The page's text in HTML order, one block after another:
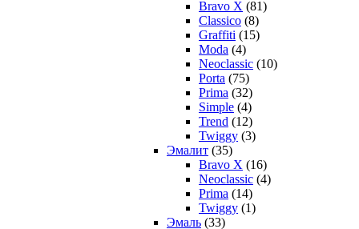
Bravo X (81)
Classico (8)
Graffiti (15)
Moda (4)
Neoclassic (10)
Porta (75)
Prima (32)
Simple (4)
Trend (12)
Twiggy (3)
Эмалит (35)
Bravo X (16)
Neoclassic (4)
Prima (14)
Twiggy (1)
Эмаль (33)